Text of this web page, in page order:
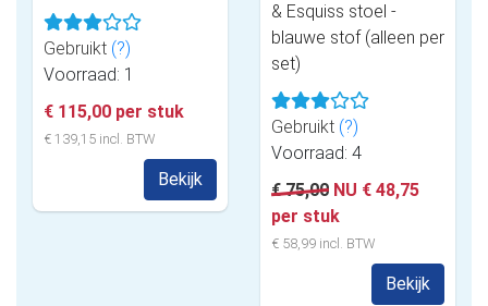
Gebruikt (?)
Voorraad: 1
€ 115,00 per stuk
€ 139,15 incl. BTW
Bekijk
& Esquiss stoel -
blauwe stof (alleen per
set)
Gebruikt (?)
Voorraad: 4
€ 75,00 NU € 48,75
per stuk
€ 58,99 incl. BTW
Bekijk